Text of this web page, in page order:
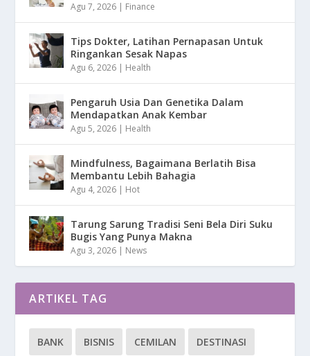
Agu 7, 2026 | Finance
Tips Dokter, Latihan Pernapasan Untuk
Ringankan Sesak Napas
Agu 6, 2026 | Health
Pengaruh Usia Dan Genetika Dalam
Mendapatkan Anak Kembar
Agu 5, 2026 | Health
Mindfulness, Bagaimana Berlatih Bisa
Membantu Lebih Bahagia
Agu 4, 2026 | Hot
Tarung Sarung Tradisi Seni Bela Diri Suku
Bugis Yang Punya Makna
Agu 3, 2026 | News
ARTIKEL TAG
BANK BISNIS CEMILAN DESTINASI